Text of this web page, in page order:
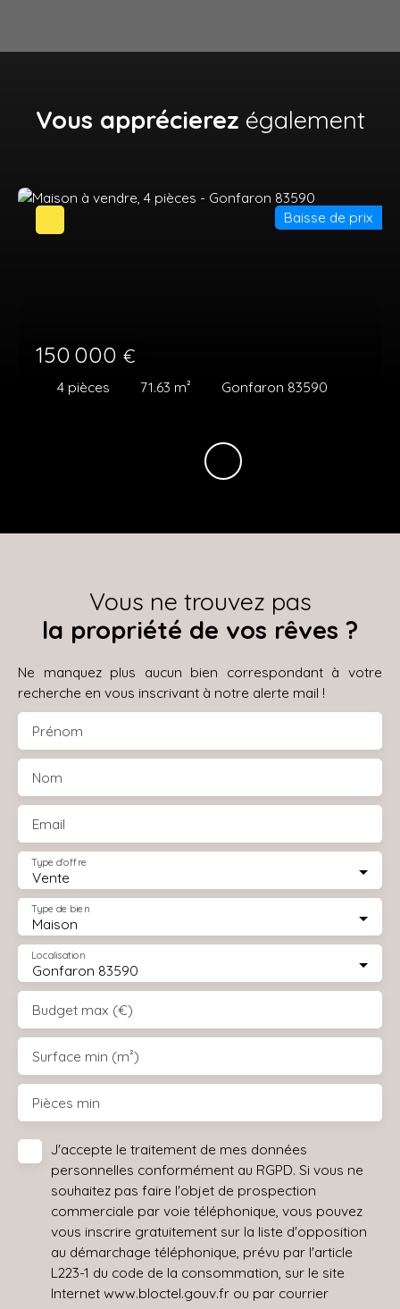
Vous apprécierez également
150 000 €
4 pièces 71.63 m² Gonfaron 83590
Baisse de prix
Vous ne trouvez pas
la propriété de vos rêves ?
Ne manquez plus aucun bien correspondant à votre
recherche en vous inscrivant à notre alerte mail !
Prénom
Nom
Email
Vente
Type d'offre
Maison
Type de bien
Gonfaron 83590
Localisation
Budget max (€)
Surface min (m²)
Pièces min
J'accepte le traitement de mes données
personnelles conformément au RGPD. Si vous ne
souhaitez pas faire l'objet de prospection
commerciale par voie téléphonique, vous pouvez
vous inscrire gratuitement sur la liste d'opposition
au démarchage téléphonique, prévu par l'article
L223-1 du code de la consommation, sur le site
Internet www.bloctel.gouv.fr ou par courrier